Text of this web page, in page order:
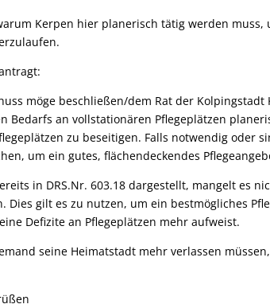
Kerpen hier planerisch tätig werden muss,
möge beschließen/dem Rat der
Bedarfs an vollstationären Pflegeplätzen
zu beseitigen. Falls notwendig oder
um ein gutes, flächendeckendes
in DRS.Nr. 603.18 dargestellt, mangelt es
Dies gilt es zu nutzen, um ein bestmögliches
Defizite an Pflegeplätzen mehr aufweist.
seine Heimatstadt mehr verlassen